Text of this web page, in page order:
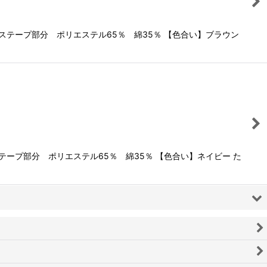
ープ部分 ポリエステル65％ 綿35％ 【色合い】ブラウン
プ部分 ポリエステル65％ 綿35％ 【色合い】ネイビー た